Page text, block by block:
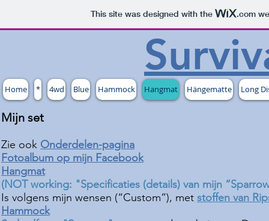
This site was designed with the .com
Home * 4wd Blue Hammock Hangmat Hängematte Long
Mijn set
Zie ook Onderdelen-pagina
Fotoalbum op mijn Facebook
Hangmat
(NOT working: "Specificaties (details) van mijn
Is volgens mijn wensen (“Custom”), met stoffen van
Hammock